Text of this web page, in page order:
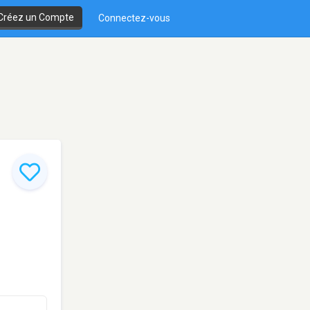
un Compte Connectez-vous